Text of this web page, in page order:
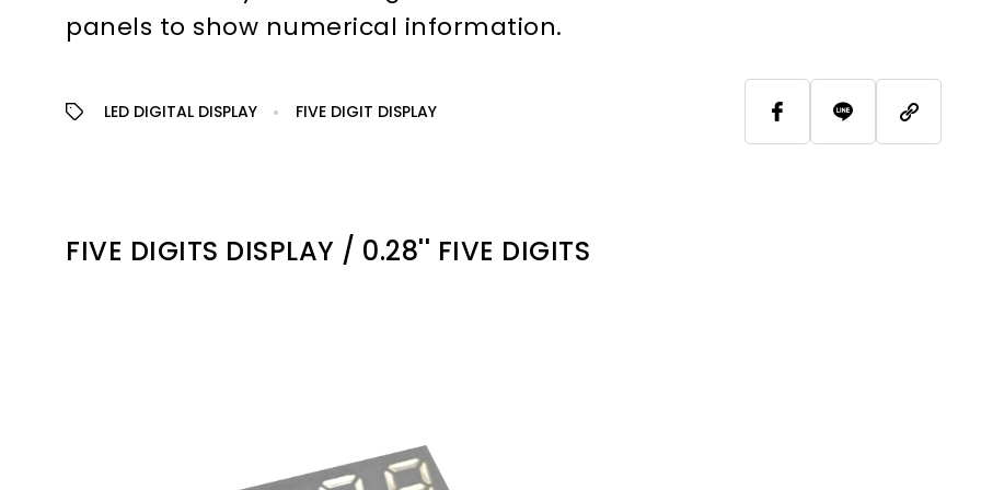
panels to show numerical information.
LED DIGITAL DISPLAY FIVE DIGIT DISPLAY
FIVE DIGITS DISPLAY / 0.28'' FIVE DIGITS